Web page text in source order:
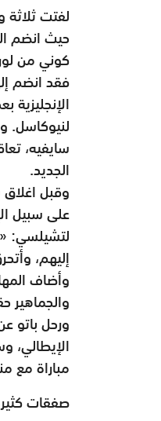
لفتت ثلاثة
حيث انضم
كوني من
فقد انضم
لنيوكاسل.
سايفيه،
الجديد.
وقبل اغلاق
على سبيل
لتشيلسي:
إليهم،
وأضاف
والجماهير
مباراة مع منتخب
صفقات